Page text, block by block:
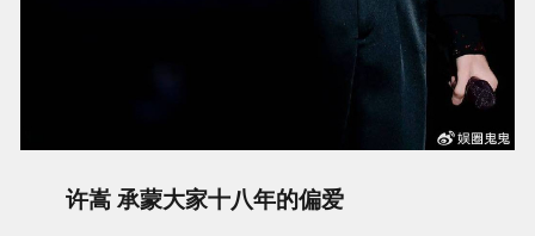
许嵩 承蒙大家十八年的偏爱